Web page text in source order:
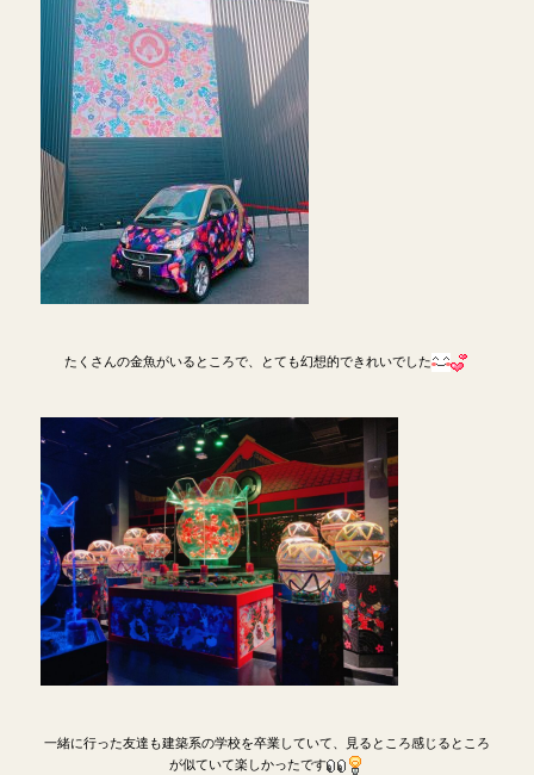
たくさんの金魚がいるところで、とても幻想的できれいでした
一緒に行った友達も建築系の学校を卒業していて、見るところ感じるところ
が似ていて楽しかったです